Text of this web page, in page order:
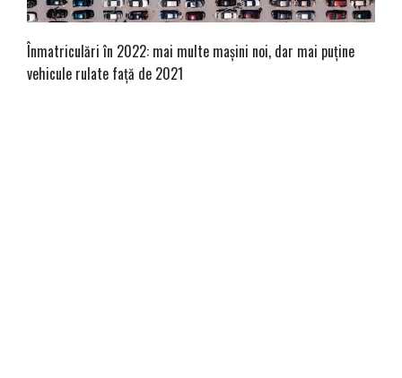
Înmatriculări în 2022: mai multe mașini noi, dar mai puține
vehicule rulate față de 2021